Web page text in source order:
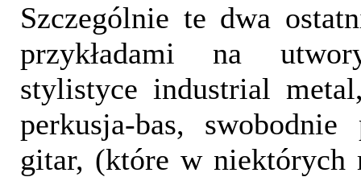
Szczególnie te dwa
przykładami na
stylistyce industrial
perkusja-bas,
gitar, (które w niektórych